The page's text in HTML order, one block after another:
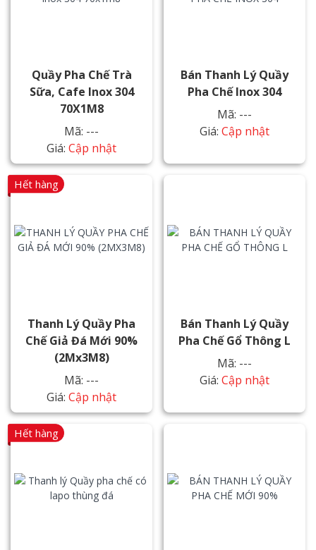
Quầy Pha Chế Trà
Sữa, Cafe Inox 304
70X1M8
Mã: ---
Giá: Cập nhật
Bán Thanh Lý Quầy
Pha Chế Inox 304
Mã: ---
Giá: Cập nhật
Thanh Lý Quầy Pha
Chế Giả Đá Mới 90%
(2Mx3M8)
Mã: ---
Giá: Cập nhật
Hết hàng
Bán Thanh Lý Quầy
Pha Chế Gổ Thông L
Mã: ---
Giá: Cập nhật
Hết hàng